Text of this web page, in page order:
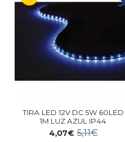
TIRA LED 12V DC 5W 60LED
1M LUZ AZUL IP44
4,07€5,11€